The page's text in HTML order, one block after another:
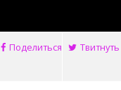
Поделиться Твитнуть